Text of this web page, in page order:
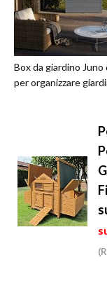
Box da giardino
per organizzare